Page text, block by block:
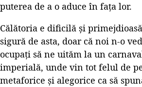
puterea de a o aduce în fața lor.
Călătoria e dificilă și
sigură de asta, doar că noi n-o
ocupați să ne uităm la un
imperială, unde vin tot felul de
metaforice și alegorice ca să